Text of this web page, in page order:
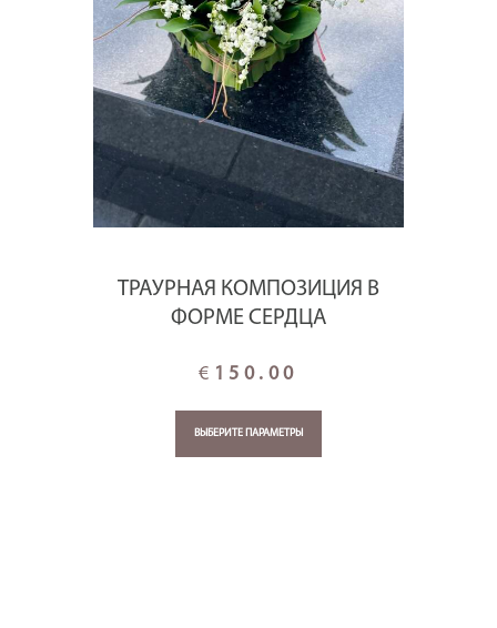
ТРАУРНАЯ КОМПОЗИЦИЯ В
ФОРМЕ СЕРДЦА
€ 150.00
ВЫБЕРИТЕ ПАРАМЕТРЫ